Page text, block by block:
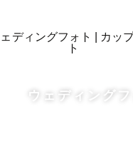
【常に自分が
ウェディングフ